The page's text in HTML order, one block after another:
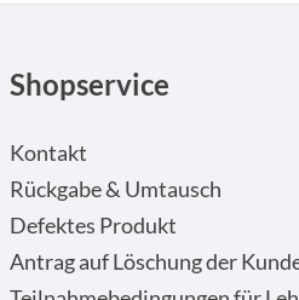
Shopservice
Kontakt
Rückgabe & Umtausch
Defektes Produkt
Antrag auf Löschung der